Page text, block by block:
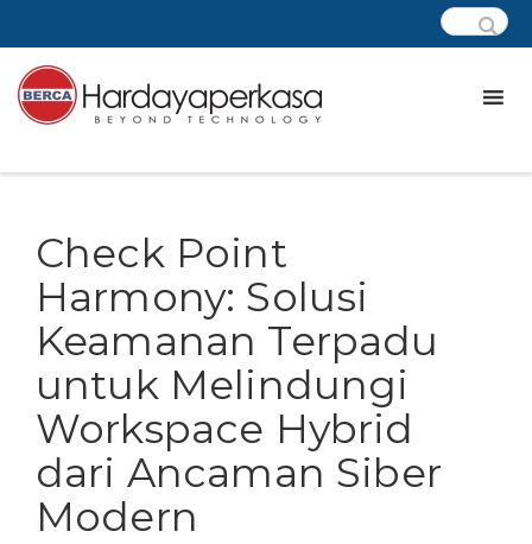
Check Point
Harmony: Solusi
Keamanan Terpadu
untuk Melindungi
Workspace Hybrid
dari Ancaman Siber
Modern